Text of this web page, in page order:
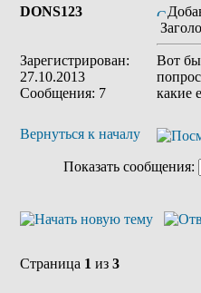
DONS123
Зарегистрирован:
27.10.2013
Сообщения: 7
Вот
какие
Вернуться к началу
Показать сообщения:
Страница 1 из 3